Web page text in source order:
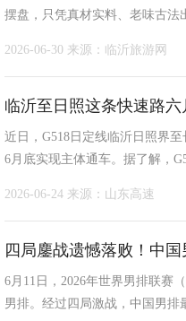
摆盘，只凭真材实料、老味古法
2026-06-30 来源：临沂旅游网
临沂至日照这条快速路
近日，G518日定线临沂日照界
6月底实现主体通车。据了解，
2026-06-24 来源：山东高速
四局鏖战遗憾落败！中
6月11日，2026年世界男排联赛
男排。经过四局激战，中国男排